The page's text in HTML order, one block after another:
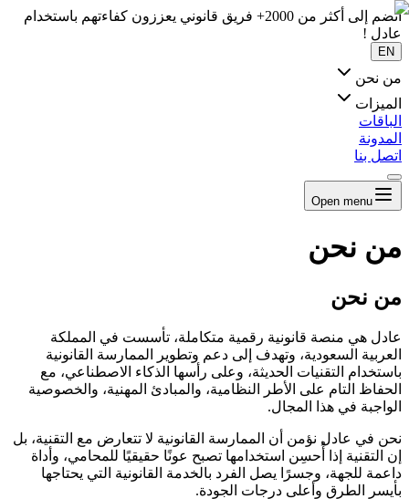
انضم إلى أكثر من 2000+ فريق قانوني يعززون كفاءتهم باستخدام
عادل !
EN
من نحن
الميزات
الباقات
المدونة
اتصل بنا
Open menu
من نحن
من نحن
عادل هي منصة قانونية رقمية متكاملة، تأسست في المملكة
العربية السعودية، وتهدف إلى دعم وتطوير الممارسة القانونية
باستخدام التقنيات الحديثة، وعلى رأسها الذكاء الاصطناعي، مع
الحفاظ التام على الأطر النظامية، والمبادئ المهنية، والخصوصية
الواجبة في هذا المجال.
نحن في عادل نؤمن أن الممارسة القانونية لا تتعارض مع التقنية، بل
إن التقنية إذا أُحسِن استخدامها تصبح عونًا حقيقيًا للمحامي، وأداة
داعمة للجهة، وجسرًا يصل الفرد بالخدمة القانونية التي يحتاجها
بأيسر الطرق وأعلى درجات الجودة.